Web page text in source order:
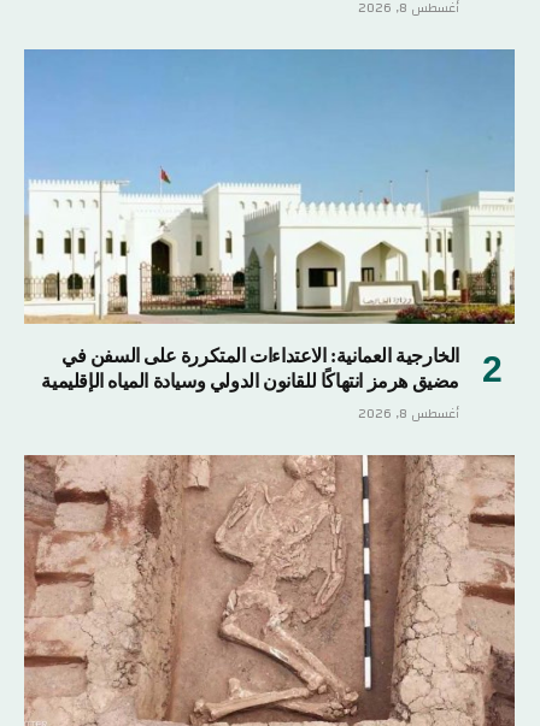
أغسطس 8, 2026
الخارجية العمانية: الاعتداءات المتكررة على السفن في
مضيق هرمز انتهاكًا للقانون الدولي وسيادة المياه الإقليمية
أغسطس 8, 2026